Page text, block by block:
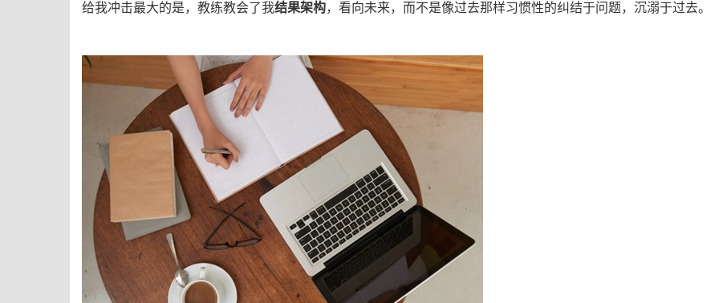
给我冲击最大的是，教练教会了我结果架构，看向未来，而不是像过去那样习惯性的纠结于问题，沉溺于过去。